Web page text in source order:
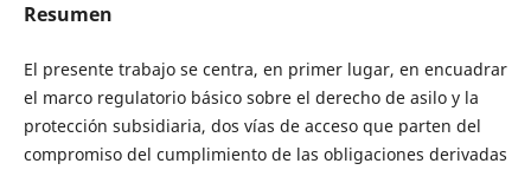
Resumen
El presente trabajo se centra, en primer lugar, en encuadrar
el marco regulatorio básico sobre el derecho de asilo y la
protección subsidiaria, dos vías de acceso que parten del
compromiso del cumplimiento de las obligaciones derivadas